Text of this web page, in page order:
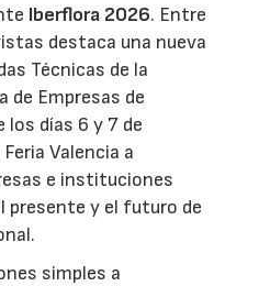
Iberflora 2026. Entre
destaca una nueva
Técnicas de la
de Empresas de
los días 6 y 7 de
Valencia a
e instituciones
presente y el futuro de
simples a